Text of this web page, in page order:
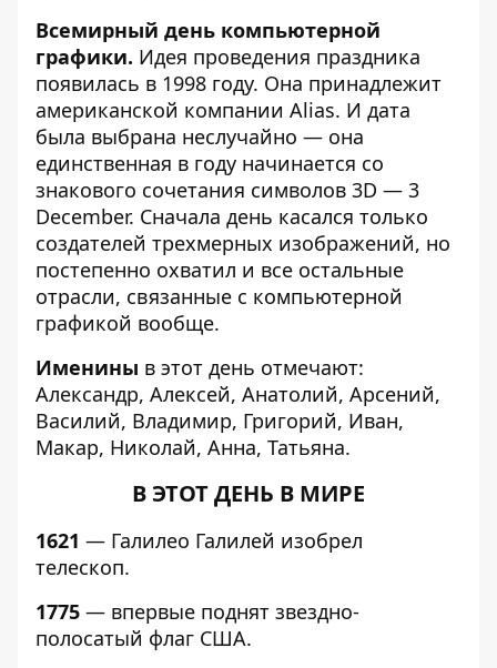
Всемирный день компьютерной
графики. Идея проведения праздника
появилась в 1998 году. Она принадлежит
американской компании Alias. И дата
была выбрана неслучайно — она
единственная в году начинается со
знакового сочетания символов 3D — 3
December. Сначала день касался только
создателей трехмерных изображений, но
постепенно охватил и все остальные
отрасли, связанные с компьютерной
графикой вообще.
Именины в этот день отмечают:
Александр, Алексей, Анатолий, Арсений,
Василий, Владимир, Григорий, Иван,
Макар, Николай, Анна, Татьяна.
В ЭТОТ ДЕНЬ В МИРЕ
1621 — Галилео Галилей изобрел
телескоп.
1775 — впервые поднят звездно-
полосатый флаг США.